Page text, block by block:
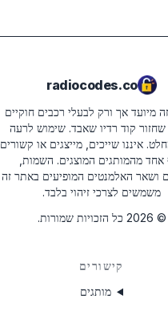
TVPQN14640E50V
T00AM2221T0368
T19QN202213382
T0MYD334011268
T00BE317750123
T0012010272666
radiocodes.co
מיועד אך ורק לבעלי רכבים חוקיים
שחזור קוד רדיו שאבד. שימוש לרעה
איננו שייכים, מייצגים או קשורים
אחד מהמותגים המוצגים. השמות,
ושאר האלמנטים המופיעים באתר זה
משמשים לצרכי זיהוי בלבד.
©
2026 כל הזכויות שמורות.
קישורים
מותגים